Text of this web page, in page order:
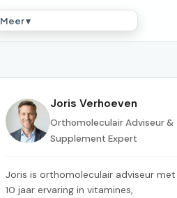
Meer ▾
Joris Verhoeven
Orthomoleculair Adviseur &
Supplement Expert
Joris is orthomoleculair adviseur met
10 jaar ervaring in vitamines,